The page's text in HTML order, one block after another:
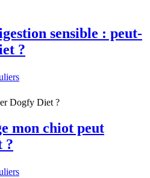
sensible : peut-
?
Dogfy Diet ?
mon chiot peut
?